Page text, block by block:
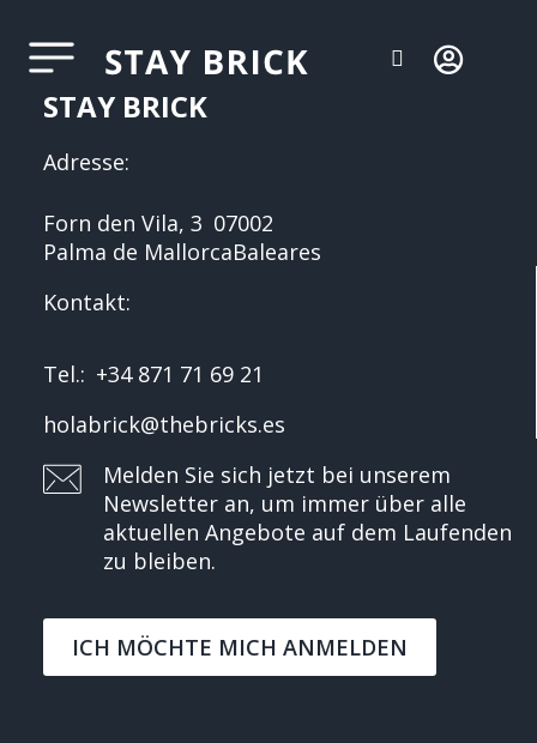
STAY BRICK
Adresse:
Forn den Vila, 3 07002
Palma de MallorcaBaleares
Kontakt:
Tel.: +34 871 71 69 21
holabrick@thebricks.es
Melden Sie sich jetzt bei unserem
Newsletter an, um immer über alle
aktuellen Angebote auf dem Laufenden
zu bleiben.
ICH MÖCHTE MICH ANMELDEN